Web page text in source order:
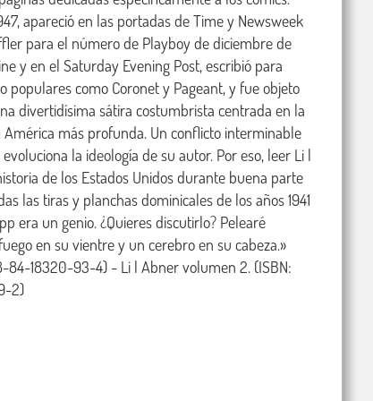
apareció en las portadas de Time y Newsweek
para el número de Playboy de diciembre de
y en el Saturday Evening Post, escribió para
como Coronet y Pageant, y fue objeto
divertidísima sátira costumbrista centrada en la
más profunda. Un conflicto interminable
la ideología de su autor. Por eso, leer Li l
de los Estados Unidos durante buena parte
las tiras y planchas dominicales de los años 1941
era un genio. ¿Quieres discutirlo? Pelearé
en su vientre y un cerebro en su cabeza.»
84-18320-93-4) - Li l Abner volumen 2. (ISBN:
2)